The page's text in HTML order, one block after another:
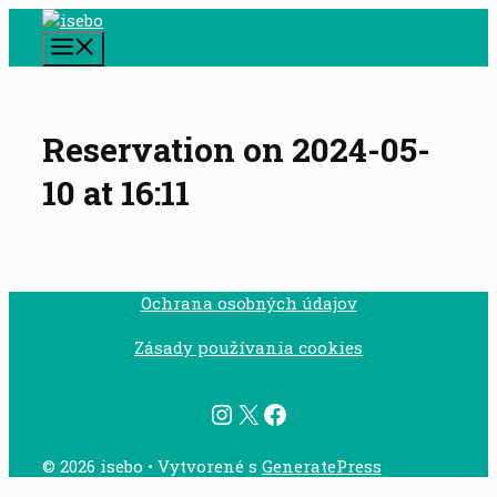
Preskočiť
obsah
Reservation on 2024-05-
10 at 16:11
Ochrana osobných údajov
Zásady používania cookies
InstagramX Facebook
© 2026 isebo • Vytvorené s GeneratePress